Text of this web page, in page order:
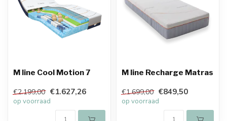
M line Cool Motion 7
€2.199,00 €1.627,26
op voorraad
M line Recharge Matras
€1.699,00 €849,50
op voorraad